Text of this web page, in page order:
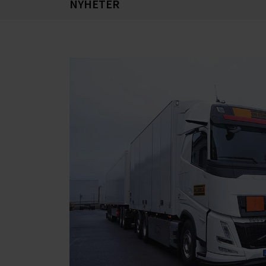
NYHETER